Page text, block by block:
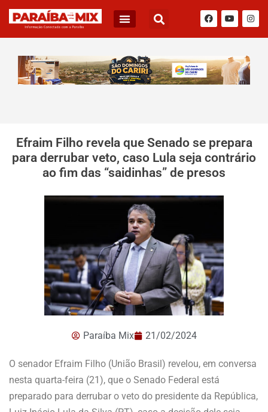
Efraim Filho revela que Senado se prepara
para derrubar veto, caso Lula seja contrário
ao fim das “saidinhas” de presos
Paraíba Mix 21/02/2024
O senador Efraim Filho (União Brasil) revelou, em conversa
nesta quarta-feira (21), que o Senado Federal está
preparado para derrubar o veto do presidente da República,